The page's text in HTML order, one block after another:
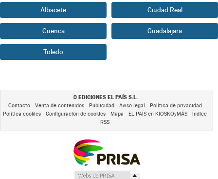
Albacete Ciudad Real
Cuenca Guadalajara
Toledo
© EDICIONES EL PAÍS S.L.
Contacto Venta de contenidos Publicidad Aviso legal
Política de privacidad
Política cookies
Configuración de cookies Mapa EL PAÍS en KIOSKOyMÁS
Índice
RSS